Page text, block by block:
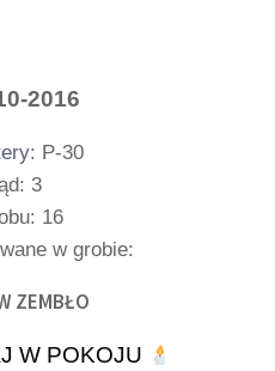
2016
: P-30
3
16
w grobie:
ZEMBŁO
W POKOJU